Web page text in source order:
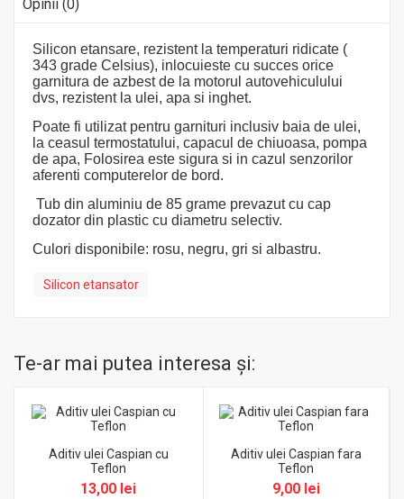
Opinii (0)
Silicon etansare, rezistent la temperaturi ridicate (
343 grade Celsius), inlocuieste cu succes orice
garnitura de azbest de la motorul autovehiculului
dvs, rezistent la ulei, apa si inghet.
Poate fi utilizat pentru garnituri inclusiv baia de ulei,
la ceasul termostatului, capacul de chiuoasa, pompa
de apa, Folosirea este sigura si in cazul senzorilor
aferenti computerelor de bord.
Tub din aluminiu de 85 grame prevazut cu cap
dozator din plastic cu diametru selectiv.
Culori disponibile: rosu, negru, gri si albastru.
Silicon etansator
Te-ar mai putea interesa şi:
Aditiv ulei Caspian cu
Teflon
13,00 lei
Aditiv ulei Caspian fara
Teflon
9,00 lei